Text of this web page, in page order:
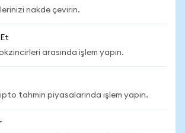
nakde çevirin.
arasında işlem yapın.
tahmin piyasalarında işlem yapın.